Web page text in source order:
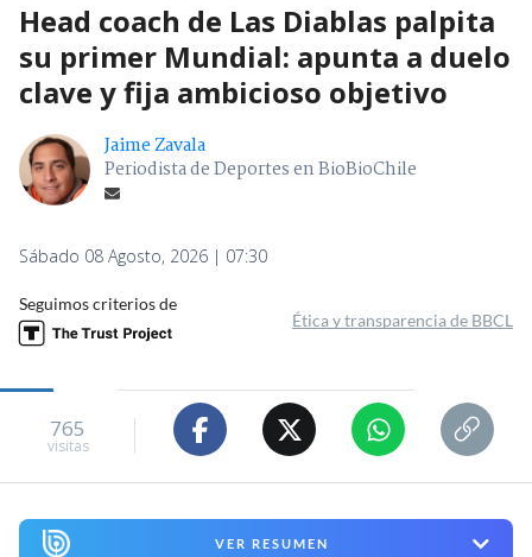
Head coach de Las Diablas palpita
su primer Mundial: apunta a duelo
clave y fija ambicioso objetivo
Jaime Zavala
Periodista de Deportes en BioBioChile
Sábado 08 Agosto, 2026 | 07:30
Seguimos criterios de
Ética y transparencia de BBCL
765
visitas
VER RESUMEN